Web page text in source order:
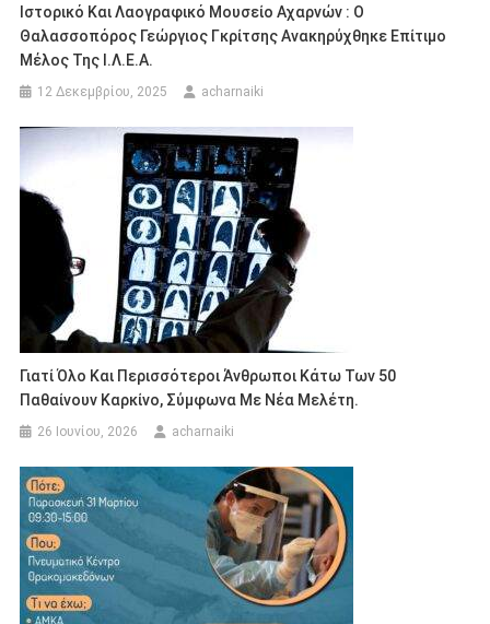
Ιστορικό Και Λαογραφικό Μουσείο Αχαρνών : Ο
Θαλασσοπόρος Γεώργιος Γκρίτσης Ανακηρύχθηκε Επίτιμο
Μέλος Της Ι.Λ.Ε.Α.
12 Δεκεμβρίου, 2025 acharnaiki
Γιατί Όλο Και Περισσότεροι Άνθρωποι Κάτω Των 50
Παθαίνουν Καρκίνο, Σύμφωνα Με Νέα Μελέτη.
26 Ιουνίου, 2026 acharnaiki